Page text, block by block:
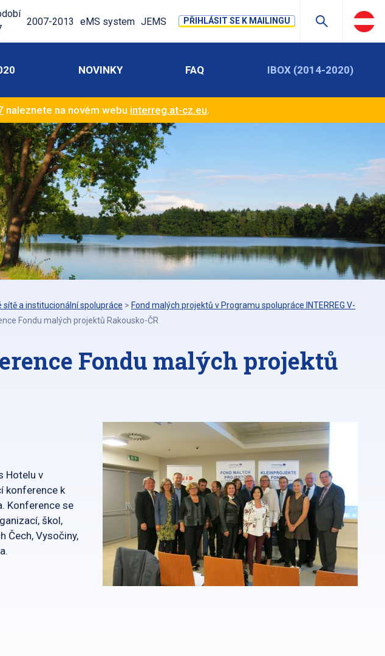
2007-2013 eMS system JEMS PŘIHLÁSIT SE K MAILINGU
NOVINKY FAQ IBOX (2014-2020)
naleznete na novém webu interreg.at-cz.eu.
sítě a institucionální spolupráce > Fond malých projektů v Programu spolupráce INTERREG V-
Fondu malých projektů Rakousko-ČR
Fondu malých projektů
Hotelu v
konference k
Konference se
škol,
Čech, Vysočiny,